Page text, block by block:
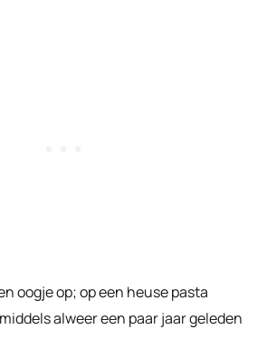
oogje op; op een heuse pasta
alweer een paar jaar geleden